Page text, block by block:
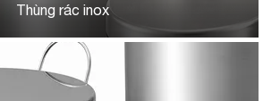
Thùng rác inox